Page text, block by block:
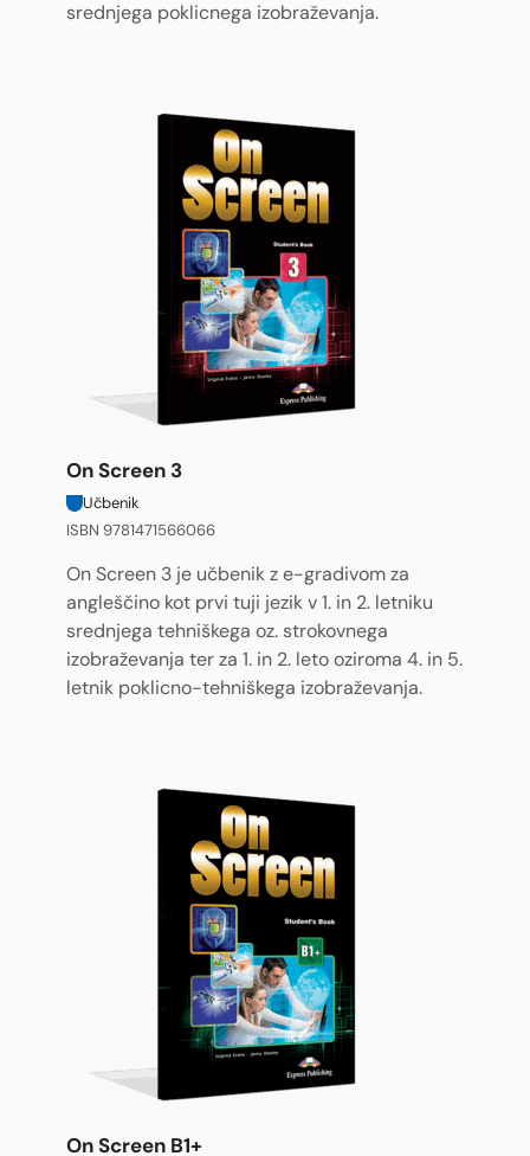
srednjega poklicnega izobraževanja.
On Screen 3
Učbenik
ISBN 9781471566066
On Screen 3 je učbenik z e-gradivom za
angleščino kot prvi tuji jezik v 1. in 2. letniku
srednjega tehniškega oz. strokovnega
izobraževanja ter za 1. in 2. leto oziroma 4. in 5.
letnik poklicno-tehniškega izobraževanja.
On Screen B1+